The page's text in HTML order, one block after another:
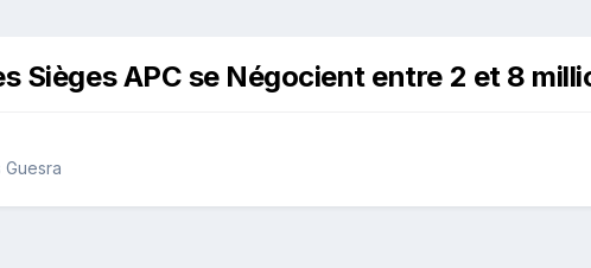
Sièges APC se Négocient entre 2 et 8
Guesra